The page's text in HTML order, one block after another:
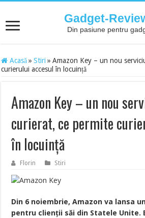
Gadget-
Din pasiune pentru
Acasă » Stiri » Amazon Key – un nou
curierului accesul în locuință
Amazon Key – un nou
curierat, ce permite
în locuință
Florin Stiri
Din 6 noiembrie, Amazon va lansa
pentru clienții săi din Statele Unite.